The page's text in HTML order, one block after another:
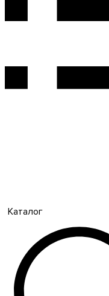
Каталог